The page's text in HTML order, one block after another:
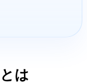
とは